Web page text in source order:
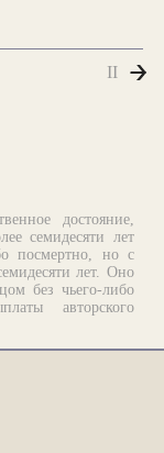
II
достояние,
семидесяти лет
посмертно, но с
лет. Оно
без чьего-либо
авторского